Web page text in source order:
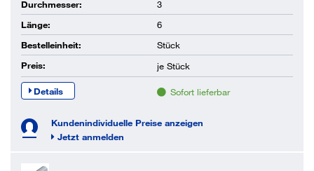
Durchmesser:
3
Länge:
6
Bestelleinheit:
Stück
Preis:
je Stück
Details Sofort lieferbar
Kundenindividuelle Preise anzeigen
Jetzt anmelden